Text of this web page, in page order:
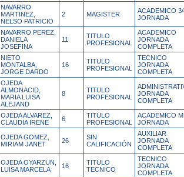
NAVARRO
MARTINEZ,
NELSO PATRICIO
2 MAGISTER
ACADEMICO
JORNADA
NAVARRO PEREZ,
DANIELA
JOSEFINA
11
TITULO
PROFESIONAL
ACADEMICO
JORNADA
COMPLETA
NIETO
MONTALBA,
JORGE DARDO
16
TITULO
PROFESIONAL
TECNICO
JORNADA
COMPLETA
OJEDA
ALMONACID,
MARIA LUISA
ALEJAND
8
TITULO
PROFESIONAL
JORNADA
COMPLETA
OJEDA ALVAREZ,
CLAUDIA IRENE
6
TITULO
PROFESIONAL
ACADEMICO
JORNADA
OJEDA GOMEZ,
MIRIAM JANET
26
SIN
CALIFICACIÓN
AUXILIAR
JORNADA
COMPLETA
OJEDA OYARZUN,
LUISA MARCELA
16
TITULO
TECNICO
TECNICO
JORNADA
COMPLETA